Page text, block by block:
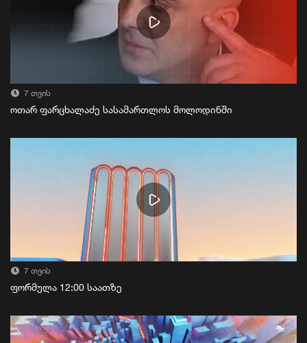
7 თვის
ოთარ ფარცხალაძე სასამართლოს მოლოდინში
7 თვის
ფორმულა 12:00 საათზე